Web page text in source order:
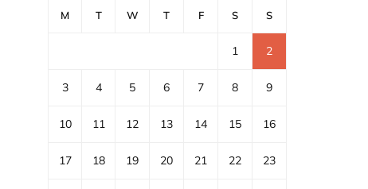
M T W T F S S
1 2
3 4 5 6 7 8 9
10 11 12 13 14 15 16
17 18 19 20 21 22 23